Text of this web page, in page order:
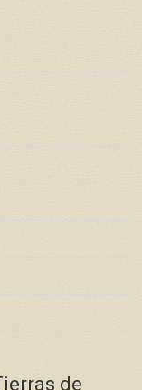
de